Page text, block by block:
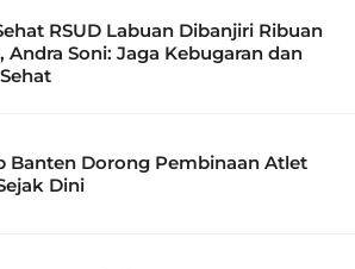
RSUD Labuan Dibanjiri Ribuan
Andra Soni: Jaga Kebugaran dan
Banten Dorong Pembinaan Atlet
Dini